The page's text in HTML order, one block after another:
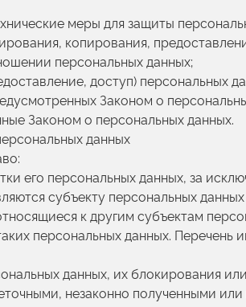
меры для защиты
копирования,
персональных данных;
доступ) персональных
Законом о
Законом о персональных данных.
данных
его персональных данных, за
субъекту персональных
к другим субъектам
персональных данных.
данных, их блокирования
незаконно полученными